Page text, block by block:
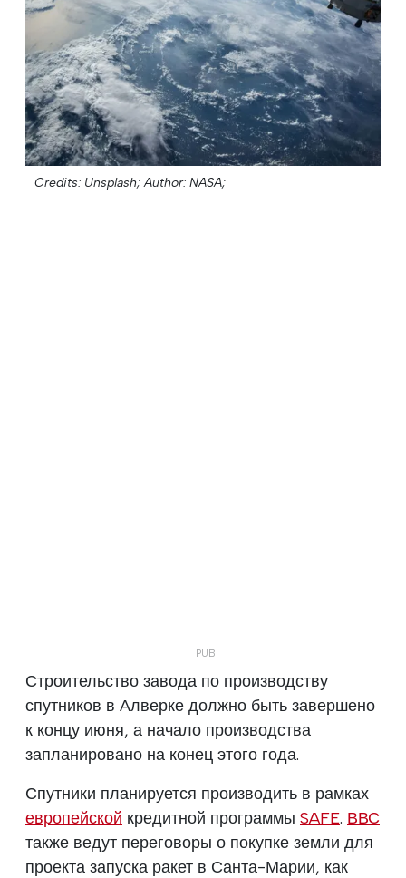
Credits: Unsplash; Author: NASA;
Строительство завода по производству
спутников в Алверке должно быть завершено
к концу июня, а начало производства
запланировано на конец этого года.
Спутники планируется производить в рамках
европейской кредитной программы SAFE. ВВС
также ведут переговоры о покупке земли для
проекта запуска ракет в Санта-Марии, как